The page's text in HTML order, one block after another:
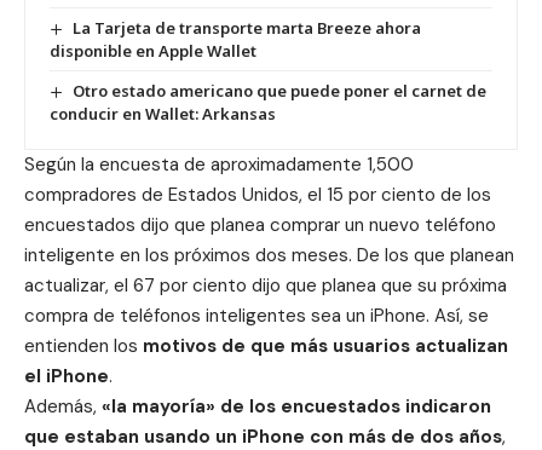
La Tarjeta de transporte marta Breeze ahora
disponible en Apple Wallet
Otro estado americano que puede poner el carnet de
conducir en Wallet: Arkansas
Según la encuesta de aproximadamente 1,500
compradores de Estados Unidos, el 15 por ciento de los
encuestados dijo que planea comprar un nuevo teléfono
inteligente en los próximos dos meses. De los que planean
actualizar, el 67 por ciento dijo que planea que su próxima
compra de teléfonos inteligentes sea un iPhone. Así, se
entienden los motivos de que más usuarios actualizan
el iPhone.
Además, «la mayoría» de los encuestados indicaron
que estaban usando un iPhone con más de dos años,